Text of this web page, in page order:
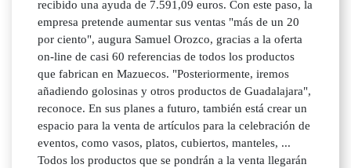
recibido una ayuda de 7.591,09 euros. Con este paso, la
empresa pretende aumentar sus ventas "más de un 20
por ciento", augura Samuel Orozco, gracias a la oferta
on-line de casi 60 referencias de todos los productos
que fabrican en Mazuecos. "Posteriormente, iremos
añadiendo golosinas y otros productos de Guadalajara",
reconoce. En sus planes a futuro, también está crear un
espacio para la venta de artículos para la celebración de
eventos, como vasos, platos, cubiertos, manteles, ...
Todos los productos que se pondrán a la venta llegarán